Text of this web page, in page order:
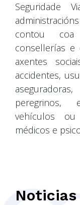
Seguridade
contou coa
consellerías e
axentes
accidentes,
peregrinos,
vehículos
médicos e
Noticias